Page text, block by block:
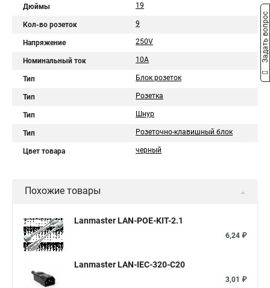
Дюймы 19
Кол-во розеток 9
Напряжение 250V
Номинальный ток 10A
Тип Блок розеток
Тип Розетка
Тип Шнур
Тип Розеточно-клавишный блок
Цвет товара черный
Похожие товары
Lanmaster LAN-POE-KIT-2.1
6,24 ₽
Lanmaster LAN-IEC-320-C20
3,01 ₽
Задать вопрос